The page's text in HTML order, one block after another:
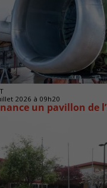
2026 à 09h20
un pavillon de